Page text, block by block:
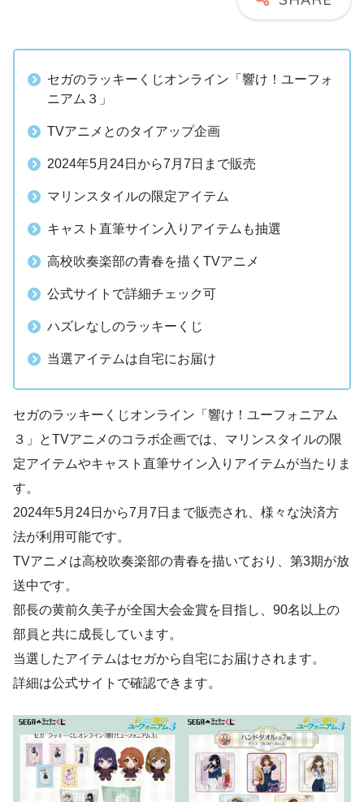
セガのラッキーくじオンライン「響け！ユーフォ
ニアム３」
TVアニメとのタイアップ企画
2024年5月24日から7月7日まで販売
マリンスタイルの限定アイテム
キャスト直筆サイン入りアイテムも抽選
高校吹奏楽部の青春を描くTVアニメ
公式サイトで詳細チェック可
ハズレなしのラッキーくじ
当選アイテムは自宅にお届け
セガのラッキーくじオンライン「響け！ユーフォニアム
３」とTVアニメのコラボ企画では、マリンスタイルの限
定アイテムやキャスト直筆サイン入りアイテムが当たりま
す。
2024年5月24日から7月7日まで販売され、様々な決済方
法が利用可能です。
TVアニメは高校吹奏楽部の青春を描いており、第3期が放
送中です。
部長の黄前久美子が全国大会金賞を目指し、90名以上の
部員と共に成長しています。
当選したアイテムはセガから自宅にお届けされます。
詳細は公式サイトで確認できます。